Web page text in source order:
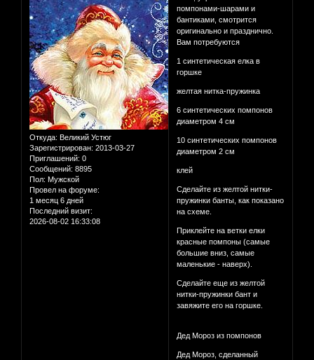
Откуда: Великий Устюг
Зарегистрирован: 2013-03-27
Приглашений: 0
Сообщений: 8895
Пол: Мужской
Провел на форуме:
1 месяц 6 дней
Последний визит:
2026-08-02 16:33:08
помпонами-шарами и
бантиками, смотрится
оригинально и празднично.
Вам потребуются
1 синтетическая елка в
горшке
желтая нитка-пружинка
6 синтетических помпонов
диаметром 4 см
10 синтетических помпонов
диаметром 2 см
клей
Сделайте из желтой нитки-
пружинки банты, как показано
на схеме.
Приклейте на ветки елки
красные помпоны (самые
большие вниз, самые
маленькие - наверх).
Сделайте еще из желтой
нитки-пружинки бант и
завяжите его на горшке.
Дед Мороз из помпонов
Дед Мороз, сделанный